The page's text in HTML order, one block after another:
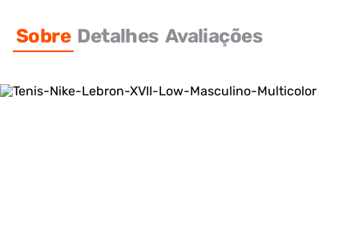
Sobre Detalhes Avaliações